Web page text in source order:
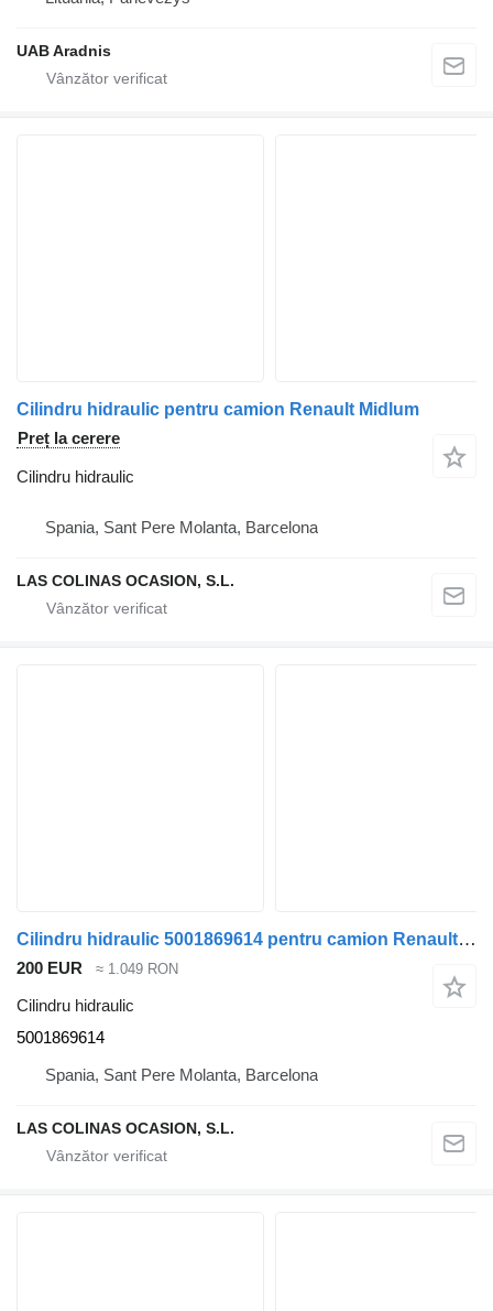
UAB Aradnis
Cilindru hidraulic pentru camion Renault Midlum
Preț la cerere
Cilindru hidraulic
Spania, Sant Pere Molanta, Barcelona
LAS COLINAS OCASION, S.L.
Cilindru hidraulic 5001869614 pentru camion Renault Maxity (03.2007->)
200 EUR ≈ 1.049 RON
Cilindru hidraulic
5001869614
Spania, Sant Pere Molanta, Barcelona
LAS COLINAS OCASION, S.L.